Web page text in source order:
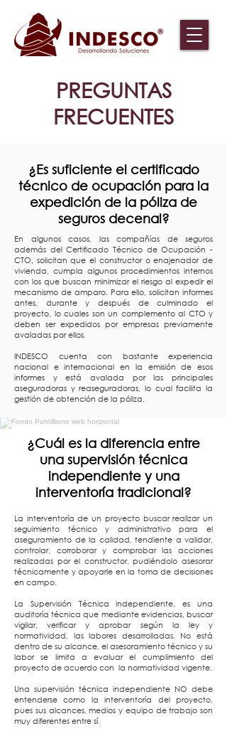
PREGUNTAS
FRECUENTES
¿Es suficiente el certificado
técnico de ocupación para la
expedición de la póliza de
seguros decenal?
En algunos casos, las compañías de seguros
además del Certificado Técnico de Ocupación -
CTO, solicitan que el constructor o enajenador de
vivienda, cumpla algunos procedimientos internos
con los que buscan minimizar el riesgo al expedir el
mecanismo de amparo. Para ello, solicitan informes
antes, durante y después de culminado el
proyecto, lo cuales son un complemento al CTO y
deben ser expedidos por empresas previamente
avaladas por ellos.
INDESCO cuenta con bastante experiencia
nacional e internacional en la emisión de esos
informes y está avalada por las principales
aseguradoras y reaseguradoras, lo cual facilita la
gestión de obtención de la póliza.
¿Cuál es la diferencia entre
una supervisión técnica
independiente y una
interventoría tradicional?
La interventoría de un proyecto buscar realizar un
seguimiento técnico y administrativo para el
aseguramiento de la calidad, tendiente a validar,
controlar, corroborar y comprobar las acciones
realizadas por el constructor, pudiéndolo asesorar
técnicamente y apoyarle en la toma de decisiones
en campo.
La Supervisión Técnica independiente, es una
auditoría técnica que mediante evidencias, buscar
vigilar, verificar y aprobar según la ley y
normatividad, las labores desarrolladas. No está
dentro de su alcance, el asesoramiento técnico y su
labor se limita a evaluar el cumplimiento del
proyecto de acuerdo con la normatividad vigente.
Una supervisión técnica independiente NO debe
entenderse como la interventoría del proyecto,
pues sus alcances, medios y equipo de trabajo son
muy diferentes entre sí.